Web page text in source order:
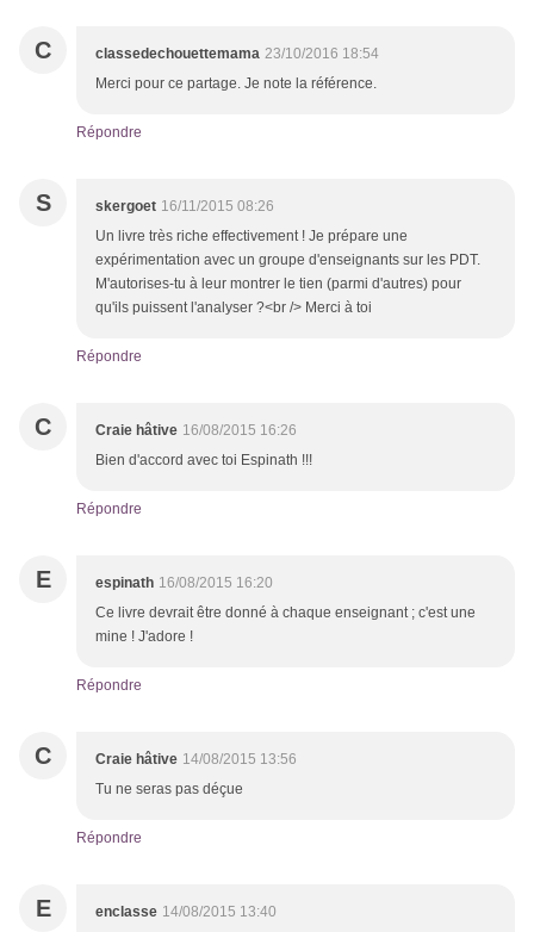
C classedechouettemama 23/10/2016 18:54
Merci pour ce partage. Je note la référence.
Répondre
S skergoet 16/11/2015 08:26
Un livre très riche effectivement ! Je prépare une
expérimentation avec un groupe d'enseignants sur les PDT.
M'autorises-tu à leur montrer le tien (parmi d'autres) pour
qu'ils puissent l'analyser ?<br /> Merci à toi
Répondre
C Craie hâtive 16/08/2015 16:26
Bien d'accord avec toi Espinath !!!
Répondre
E espinath 16/08/2015 16:20
Ce livre devrait être donné à chaque enseignant ; c'est une
mine ! J'adore !
Répondre
C Craie hâtive 14/08/2015 13:56
Tu ne seras pas déçue
Répondre
E enclasse 14/08/2015 13:40